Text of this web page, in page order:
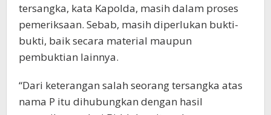
tersangka, kata Kapolda, masih dalam proses
pemeriksaan. Sebab, masih diperlukan bukti-
bukti, baik secara material maupun
pembuktian lainnya.
“Dari keterangan salah seorang tersangka atas
nama P itu dihubungkan dengan hasil